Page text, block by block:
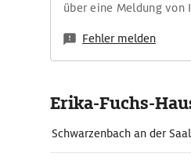
über eine Meldung von
Fehler melden
Erika-Fuchs-
Schwarzenbach an der